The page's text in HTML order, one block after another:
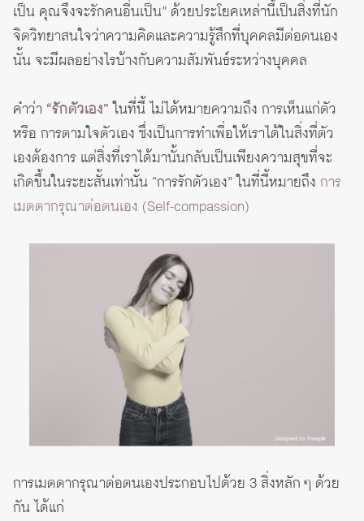
เป็น คุณจึงจะรักคนอื่นเป็น” ด้วยประโยคเหล่านี้เป็นสิ่งที่นัก
จิตวิทยาสนใจว่าความคิดและความรู้สึกที่บุคคลมีต่อตนเอง
นั้น จะมีผลอย่างไรบ้างกับความสัมพันธ์ระหว่างบุคคล
คำว่า “รักตัวเอง”ในที่นี้ ไม่ได้หมายความถึง การเห็นแก่ตัว
หรือ การตามใจตัวเอง ซึ่งเป็นการทำเพื่อให้เราได้ในสิ่งที่ตัว
เองต้องการ แต่สิ่งที่เราได้มานั้นกลับเป็นเพียงความสุขที่จะ
เกิดขึ้นในระยะสั้นเท่านั้น “การรักตัวเอง” ในที่นี้หมายถึง การ
เมตตากรุณาต่อตนเอง (Self-compassion)
การเมตตากรุณาต่อตนเองประกอบไปด้วย 3 สิ่งหลัก ๆ ด้วย
กัน ได้แก่